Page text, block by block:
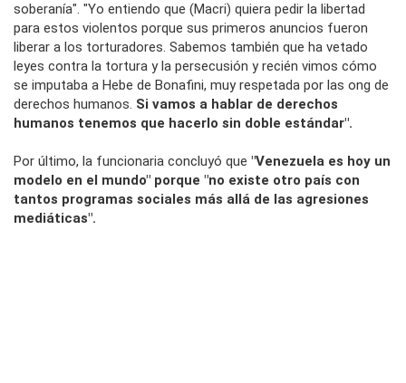
soberanía". "Yo entiendo que (Macri) quiera pedir la libertad
para estos violentos porque sus primeros anuncios fueron
liberar a los torturadores. Sabemos también que ha vetado
leyes contra la tortura y la persecusión y recién vimos cómo
se imputaba a Hebe de Bonafini, muy respetada por las ong de
derechos humanos. Si vamos a hablar de derechos
humanos tenemos que hacerlo sin doble estándar".
Por último, la funcionaria concluyó que "Venezuela es hoy un
modelo en el mundo" porque "no existe otro país con
tantos programas sociales más allá de las agresiones
mediáticas".